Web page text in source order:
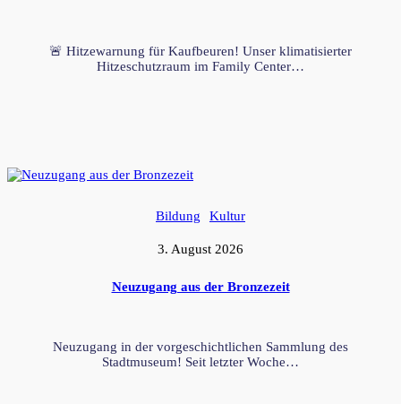
🚨 Hitzewarnung für Kaufbeuren! Unser klimatisierter
Hitzeschutzraum im Family Center…
Bildung Kultur
3. August 2026
Neuzugang aus der Bronzezeit
Neuzugang in der vorgeschichtlichen Sammlung des
Stadtmuseum! Seit letzter Woche…